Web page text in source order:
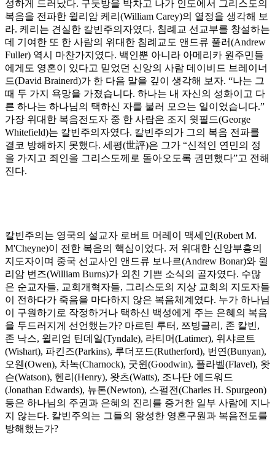
성하게 드러났다. 구둣방을 박차고 나가 인도에서 그리스도의
복음을 전파한 윌리암 케리 (William Carey)의 열정을 생각해 보
라. 케리는 견실한 칼빈주의자였다. 침례교 선교부를 창설하는
데 기여한 또 한 사람의 위대한 침례교도 앤드류 풀러(Andrew
Fuller) 역시 마찬가지였다. 백인뿐 아니라 아메리카 원주민들
에게도 영혼이 있다고 믿었던 신앙의 사람 데이비드 브레이너
드(David Brainerd)가 한 다음 말을 깊이 생각해 보자. “나는 그
때 두 가지 욕망을 가졌습니다. 하나는 내 자신의 성화이고 다
른 하나는 하나님의 택하신 자를 불러 모으는 일이었습니다.”
가장 위대한 복음전도자 중 한 사람은 조지 윗필드(George
Whitefield)는 칼빈주의자였다. 칼빈주의가 그의 복음 전파를
결코 방해하지 못했다. 세평(世評)은 그가 “신적인 연민의 정
을 가지고 죄인을 그리스도께로 돌아오도록 권면했다”고 전해
진다.
칼빈주의는 영국의 설교자 로버트 머레이 맥세인(Robert M.
M'Cheyne)이 전한 복음의 핵심이었다. 저 위대한 신앙부흥의
지도자이며 중국 선교사인 앤드류 보나르(Andrew Bonar)와 윌
리암 번즈(William Burns)가 외친 기쁜 소식의 골자였다. 수많
은 순교자들, 교회개혁자들, 그리스도의 지상 교회의 지도자들
이 전하다가 죽음을 마다하지 않은 복음체계였다. 누가 하나님
이 구원하기로 작정하거나 택하신 백성에게 주는 은혜의 복음
을 두드러지게 선언했는가? 마르틴 루터 , 쯔빙글리 , 존 칼빈,
존 낙스, 윌리엄 틴데일(Tyndale), 라티머(Latimer), 위샤르트
(Wishart), 파킨즈(Parkins), 루더포드(Rutherford), 번연(Bunyan),
오웬(Owen), 차녹(Charnock), 굿윈(Goodwin), 플라벨(Flavel), 왓
슨(Watson), 헨리 (Henry), 왓츠(Watts), 조나단 에드워드
(Jonathan Edwards), 뉴톤(Newton), 스펄전(Charles H. Spurgeon)
등은 하나님의 주권과 은혜의 진리를 증거한 일부 사람에 지나
지 않는다. 칼빈주의는 그들의 왕성한 영혼구원과 복음전도를
방해했는가?